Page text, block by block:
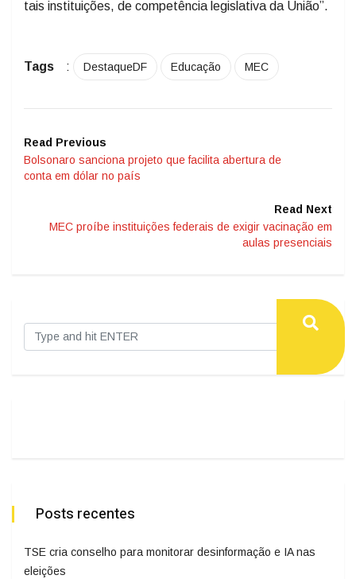
tais instituições, de competência legislativa da União”.
Tags : DestaqueDF Educação MEC
Read Previous
Bolsonaro sanciona projeto que facilita abertura de
conta em dólar no país
Read Next
MEC proíbe instituições federais de exigir vacinação em
aulas presenciais
Posts recentes
TSE cria conselho para monitorar desinformação e IA nas
eleições